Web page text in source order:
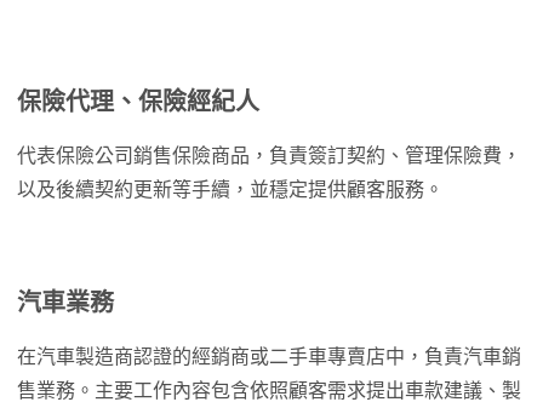
保險代理、保險經紀人
代表保險公司銷售保險商品，負責簽訂契約、管理保險費，
以及後續契約更新等手續，並穩定提供顧客服務。
汽車業務
在汽車製造商認證的經銷商或二手車專賣店中，負責汽車銷
售業務。主要工作內容包含依照顧客需求提出車款建議、製